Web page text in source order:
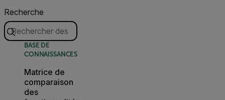
Recherche
BASE DE
CONNAISSANCES
Matrice de
comparaison
des